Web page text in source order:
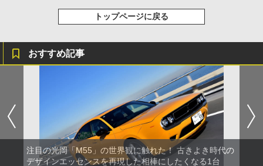
トップページに戻る
おすすめ記事
注目の光岡「M55」の世界観に触れた！ 古きよき時代の
デザインエッセンスを再現した相棒にしたくなる1台